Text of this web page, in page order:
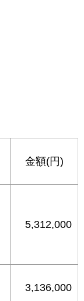
金額(円)
5,312,000
3,136,000